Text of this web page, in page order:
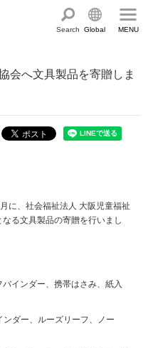
Search Global MENU
会へ文具製品を寄贈しま
に、社会福祉法人 大阪児童福祉
る文具製品の寄贈を行いまし
インダー、携帯はさみ、紙入
ンダー、ルーズリーフ、ノー